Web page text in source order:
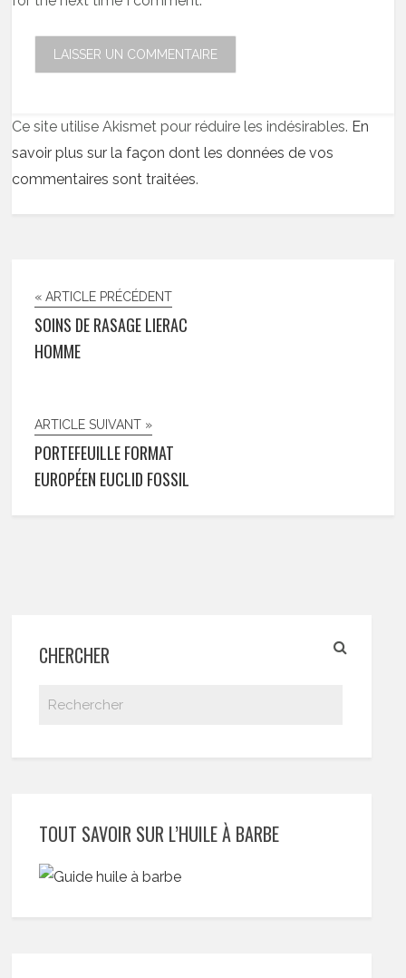
Ce site utilise Akismet pour réduire les indésirables. En
savoir plus sur la façon dont les données de vos
commentaires sont traitées.
« ARTICLE PRÉCÉDENT
SOINS DE RASAGE LIERAC
HOMME
ARTICLE SUIVANT »
PORTEFEUILLE FORMAT
EUROPÉEN EUCLID FOSSIL
CHERCHER
TOUT SAVOIR SUR L’HUILE À BARBE